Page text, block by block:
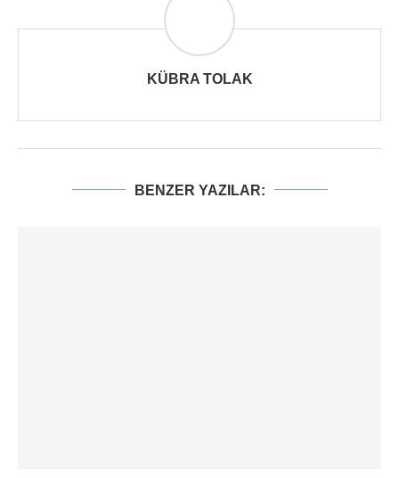
KÜBRA TOLAK
BENZER YAZILAR: